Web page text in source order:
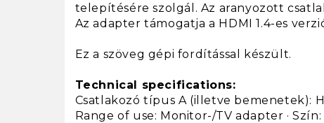
telepítésére szolgál. Az aranyozott
Az adapter támogatja a HDMI 1.4-es
Ez a szöveg gépi fordítással készült.
Technical specifications:
Csatlakozó típus A (illetve bemenetek):
Range of use: Monitor-/TV adapter ·